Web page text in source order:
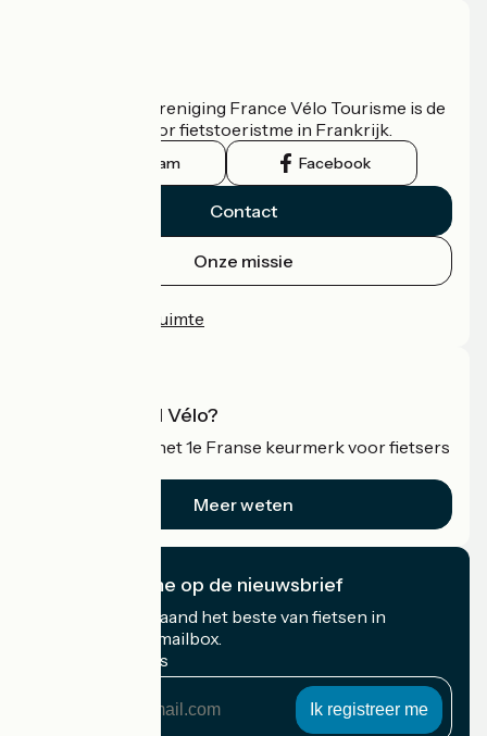
De nationale vereniging France Vélo Tourisme is de
officiële gids voor fietstoeristme in Frankrijk.
Instagram Facebook
Contact
Onze missie
Professionele ruimte
Wat is Accueil Vélo?
Accueil Vélo is het 1e Franse keurmerk voor fietsers
Meer weten
Ik abonneer me op de nieuwsbrief
Ontvang elke maand het beste van fietsen in
Frankrijk in uw mailbox.
Mijn e-mailadres